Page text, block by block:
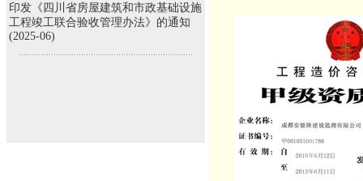
印发《四川省房屋建筑和市政基础设施
工程竣工联合验收管理办法》的通知
(2025-06)